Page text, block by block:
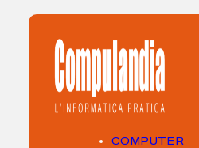
COMPUTER